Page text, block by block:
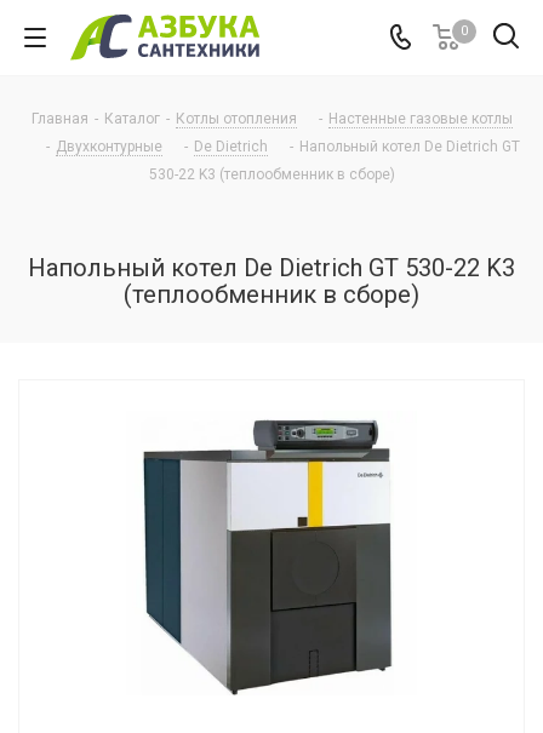
0
Главная - Каталог - Котлы отопления - Настенные газовые котлы
- Двухконтурные - De Dietrich - Напольный котел De Dietrich GT
530-22 K3 (теплообменник в сборе)
Напольный котел De Dietrich GT 530-22 K3
(теплообменник в сборе)